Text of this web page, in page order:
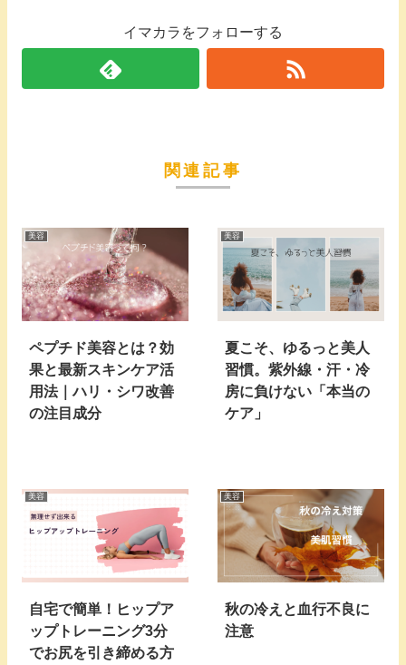
イマカラをフォローする
関連記事
美容
ペプチド美容とは？効
果と最新スキンケア活
用法｜ハリ・シワ改善
の注目成分
美容
夏こそ、ゆるっと美人
習慣。紫外線・汗・冷
房に負けない「本当の
ケア」
美容
自宅で簡単！ヒップア
ップトレーニング3分
でお尻を引き締める方
美容
秋の冷えと血行不良に
注意